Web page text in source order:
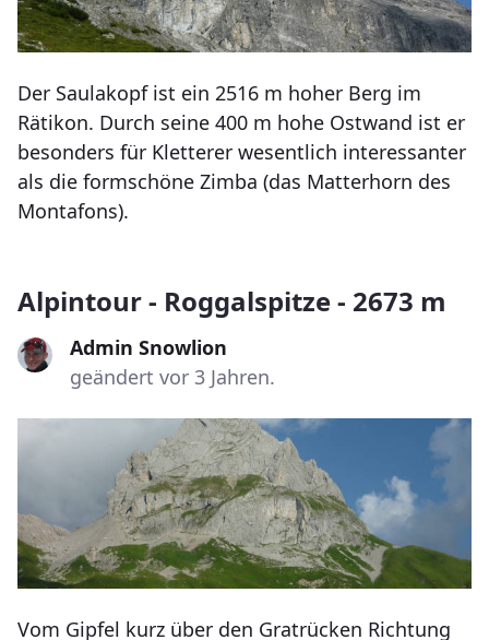
Der Saulakopf ist ein 2516 m hoher Berg im
Rätikon. Durch seine 400 m hohe Ostwand ist er
besonders für Kletterer wesentlich interessanter
als die formschöne Zimba (das Matterhorn des
Montafons).
Alpintour - Roggalspitze - 2673 m
Admin Snowlion
geändert vor 3 Jahren.
Vom Gipfel kurz über den Gratrücken Richtung